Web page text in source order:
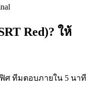
Red)? ให้
ศ ทีมตอบภายใน 5 นาที